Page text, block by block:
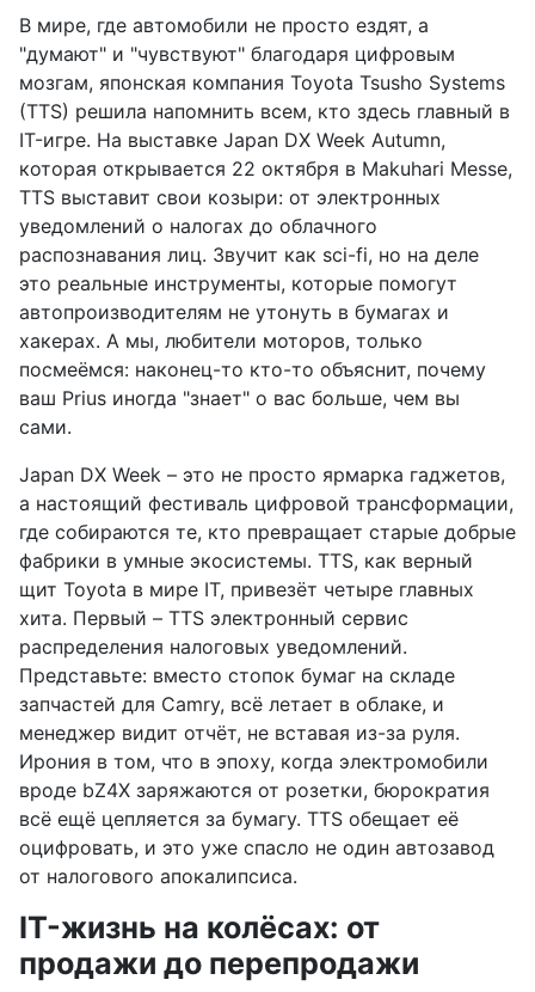
В мире, где автомобили не просто ездят, а
"думают" и "чувствуют" благодаря цифровым
мозгам, японская компания Toyota Tsusho Systems
(TTS) решила напомнить всем, кто здесь главный в
IT-игре. На выставке Japan DX Week Autumn,
которая открывается 22 октября в Makuhari Messe,
TTS выставит свои козыри: от электронных
уведомлений о налогах до облачного
распознавания лиц. Звучит как sci-fi, но на деле
это реальные инструменты, которые помогут
автопроизводителям не утонуть в бумагах и
хакерах. А мы, любители моторов, только
посмеёмся: наконец-то кто-то объяснит, почему
ваш Prius иногда "знает" о вас больше, чем вы
сами.
Japan DX Week – это не просто ярмарка гаджетов,
а настоящий фестиваль цифровой трансформации,
где собираются те, кто превращает старые добрые
фабрики в умные экосистемы. TTS, как верный
щит Toyota в мире IT, привезёт четыре главных
хита. Первый – TTS электронный сервис
распределения налоговых уведомлений.
Представьте: вместо стопок бумаг на складе
запчастей для Camry, всё летает в облаке, и
менеджер видит отчёт, не вставая из-за руля.
Ирония в том, что в эпоху, когда электромобили
вроде bZ4X заряжаются от розетки, бюрократия
всё ещё цепляется за бумагу. TTS обещает её
оцифровать, и это уже спасло не один автозавод
от налогового апокалипсиса.
IT-жизнь на колёсах: от
продажи до перепродажи